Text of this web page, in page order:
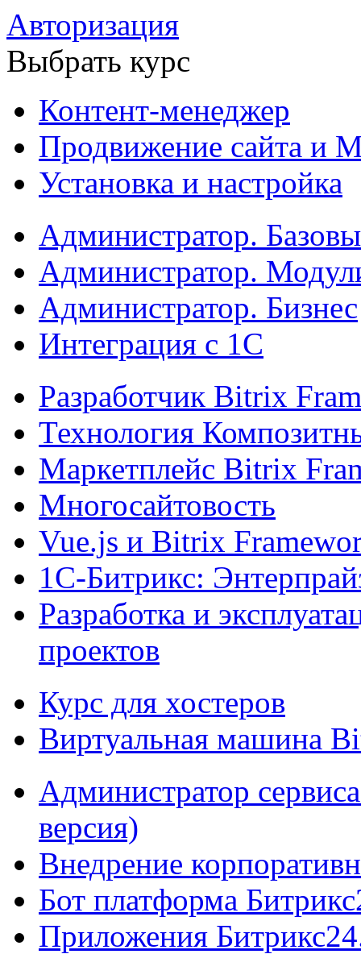
Авторизация
Выбрать курс
Контент-менеджер
Продвижение сайта и
Установка и настройка
Администратор.
Администратор.
Администратор. Бизнес
Интеграция с 1С
Разработчик Bitrix
Технология
Маркетплейс Bitrix
Многосайтовость
Vue.js и Bitrix
1С-Битрикс:
Разработка и
проектов
Курс для хостеров
Виртуальная машина
Администратор
версия)
Внедрение
Бот платформа
Приложения